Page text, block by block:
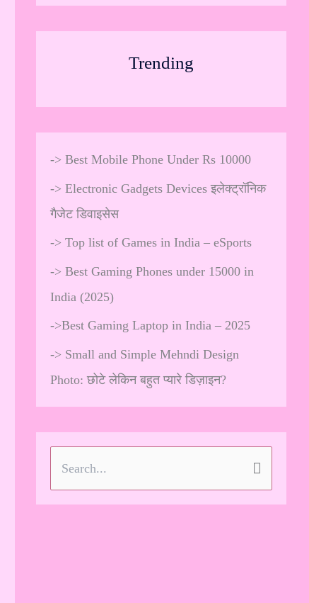
Trending
-> Best Mobile Phone Under Rs 10000
-> Electronic Gadgets Devices इलेक्ट्रॉनिक
गैजेट डिवाइसेस
-> Top list of Games in India – eSports
-> Best Gaming Phones under 15000 in
India (2025)
->Best Gaming Laptop in India – 2025
-> Small and Simple Mehndi Design
Photo: छोटे लेकिन बहुत प्यारे डिज़ाइन?